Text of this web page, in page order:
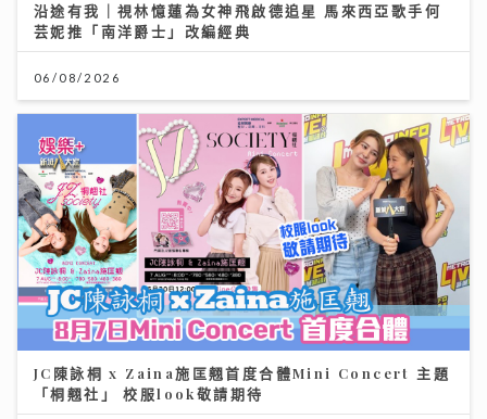
沿途有我｜視林憶蓮為女神飛啟德追星 馬來西亞歌手何
芸妮推「南洋爵士」改編經典
06/08/2026
JC陳詠桐 x Zaina施匡翹首度合體Mini Concert 主題
「桐翹社」 校服look敬請期待